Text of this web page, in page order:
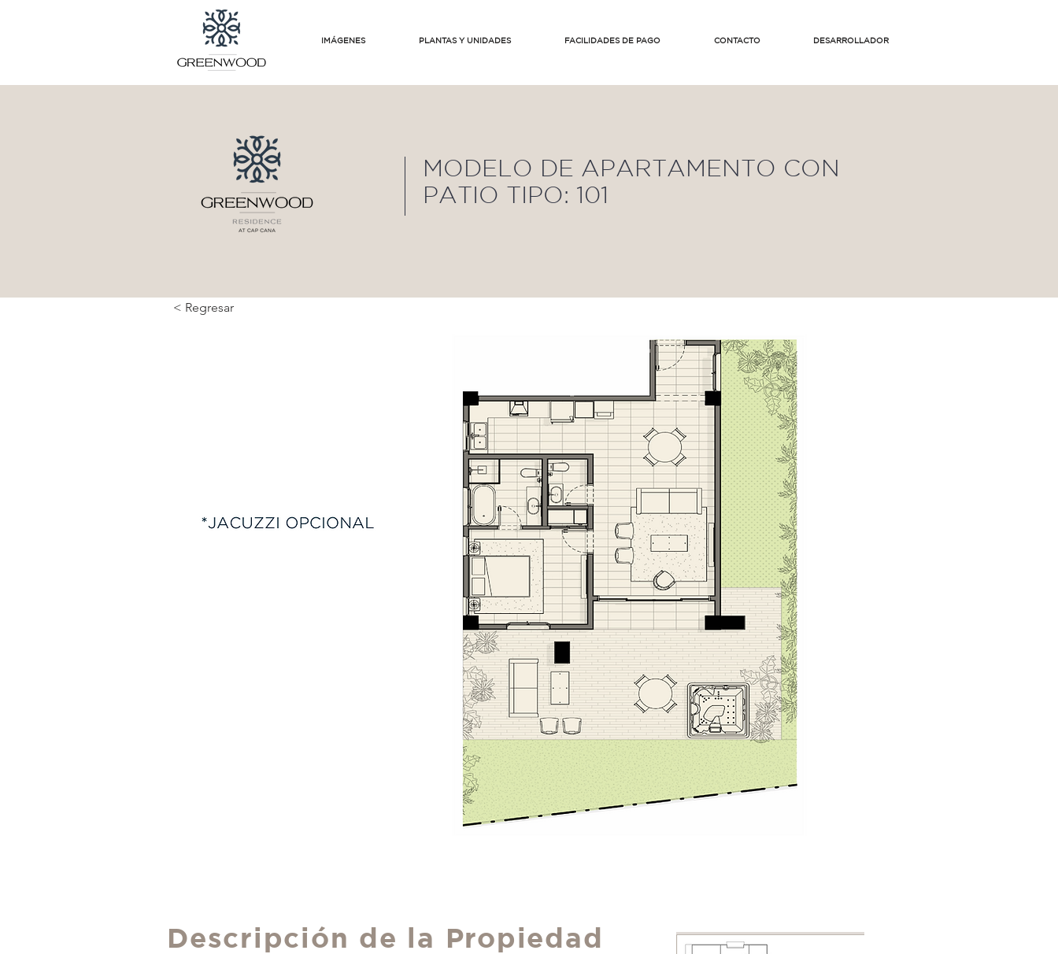
IMÁGENES PLANTAS Y UNIDADES FACILIDADES DE PAGO CONTACTO DESARROLLADOR
MODELO DE APARTAMENTO CON
PATIO TIPO: 101
< Regresar
Descripción de la Propiedad